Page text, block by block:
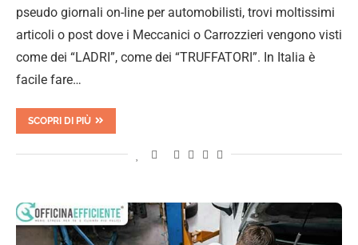
pseudo giornali on-line per automobilisti, trovi moltissimi
articoli o post dove i Meccanici o Carrozzieri vengono visti
come dei “LADRI”, come dei “TRUFFATORI”. In Italia è
facile fare…
SCOPRI DI PIÙ